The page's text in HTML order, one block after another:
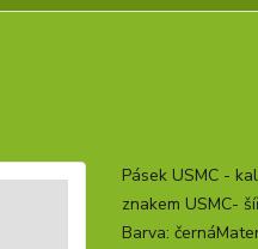
Pásek USMC -
znakem USMC-
Barva: